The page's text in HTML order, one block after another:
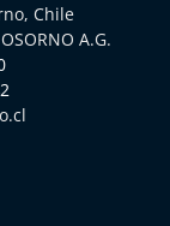
Chile
A.G.